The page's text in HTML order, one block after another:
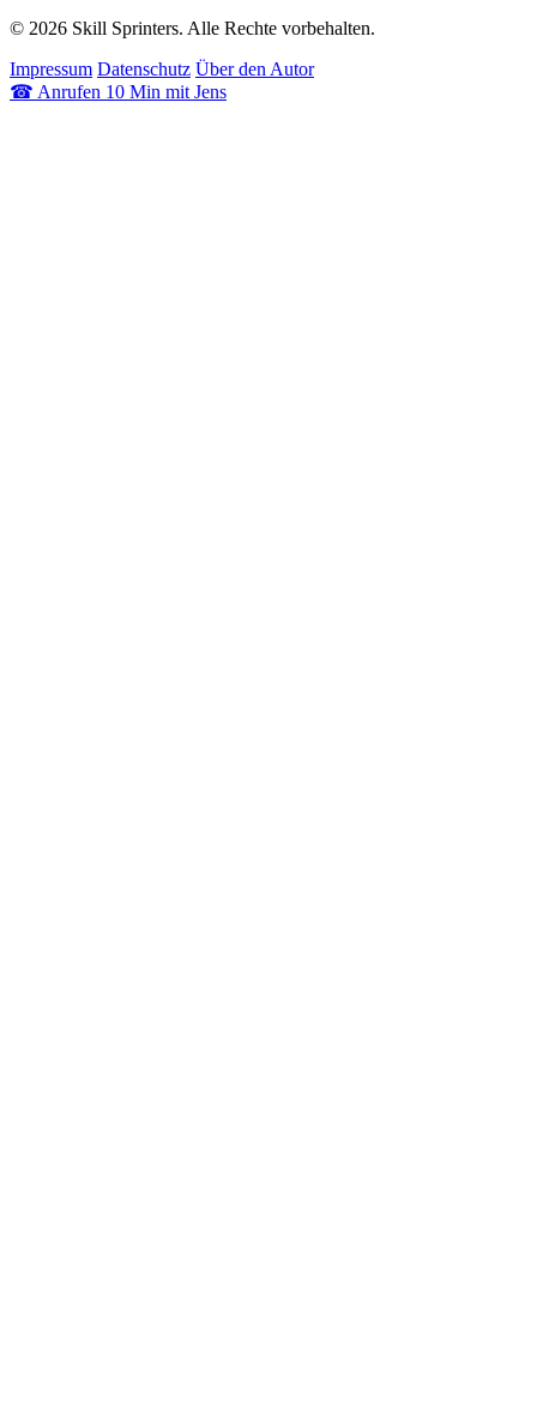
© 2026 Skill Sprinters. Alle Rechte vorbehalten.
Impressum Datenschutz Über den Autor
☎ Anrufen 10 Min mit Jens